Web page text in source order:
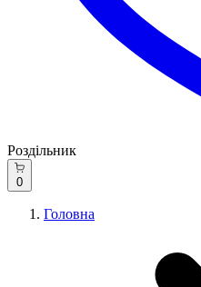
Роздільник
0
Головна